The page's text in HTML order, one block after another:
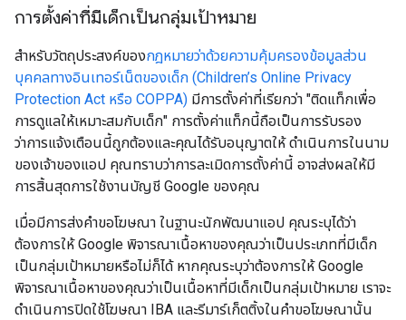
การตั้งค่าที่มีเด็กเป็นกลุ่มเป้าหมาย
สำหรับวัตถุประสงค์ของกฎหมายว่าด้วยความคุ้มครองข้อมูลส่วน
บุคคลทางอินเทอร์เน็ตของเด็ก (Children’s Online Privacy
Protection Act หรือ COPPA) มีการตั้งค่าที่เรียกว่า "ติดแท็กเพื่อ
การดูแลให้เหมาะสมกับเด็ก" การตั้งค่าแท็กนี้ถือเป็นการรับรอง
ว่าการแจ้งเตือนนี้ถูกต้องและคุณได้รับอนุญาตให้ ดำเนินการในนาม
ของเจ้าของแอป คุณทราบว่าการละเมิดการตั้งค่านี้ อาจส่งผลให้มี
การสิ้นสุดการใช้งานบัญชี Google ของคุณ
เมื่อมีการส่งคำขอโฆษณา ในฐานะนักพัฒนาแอป คุณระบุได้ว่า
ต้องการให้ Google พิจารณาเนื้อหาของคุณว่าเป็นประเภทที่มีเด็ก
เป็นกลุ่มเป้าหมายหรือไม่ก็ได้ หากคุณระบุว่าต้องการให้ Google
พิจารณาเนื้อหาของคุณว่าเป็นเนื้อหาที่มีเด็กเป็นกลุ่มเป้าหมาย เราจะ
ดำเนินการปิดใช้โฆษณา IBA และรีมาร์เก็ตติ้งในคำขอโฆษณานั้น